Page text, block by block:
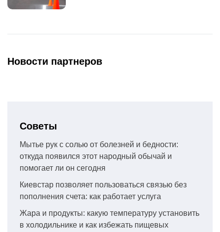
Новости партнеров
Советы
Мытье рук с солью от болезней и бедности:
откуда появился этот народный обычай и
помогает ли он сегодня
Киевстар позволяет пользоваться связью без
пополнения счета: как работает услуга
Жара и продукты: какую температуру установить
в холодильнике и как избежать пищевых